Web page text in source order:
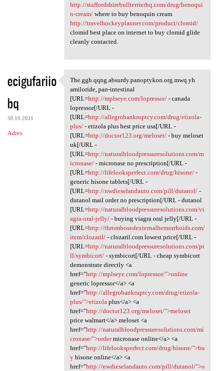
http://staffordshirebullterrierhq.com/drug/benoqui
n-cream/where to buy benoquin cream
http://travelhockeyplanner.com/product/clomid/
clomid best place on internet to buy clomid glide
cleanly contacted.
ecigufariio
bq
30.10.2021
Adres
The ggh.qqng.absurdy
The ggh.qqng.absurdy.panoptykon.org.mwq.yh
amiloride, pan-intestinal
[URL=http://mplseye.com/lopressor/- canada
lopressor[/URL -
[URL=http://allegrobankruptcy.com/drug/etizola-
plus/- etizola plus best price usa[/URL -
[URL=http://doctor123.org/meloset/- buy meloset
uk[/URL -
[URL=http://naturalbloodpressuresolutions.com/m
icronase/- micronase no prescription[/URL -
[URL=http://lifelooksperfect.com/drug/hisone/-
generic hisone tablets[/URL -
[URL=http://nwdieselandauto.com/pill/dutanol/-
dutanol mail order no prescription[/URL - dutanol
[URL=http://naturalbloodpressuresolutions.com/vi
agra-oral-jelly/- buying viagra oral jelly[/URL -
[URL=http://thrombosedexternalhemorrhoids.com/
item/clozaril/- clozaril.com lowest price[/URL -
[URL=http://naturalbloodpressuresolutions.com/pi
ll/symbicort/- symbicort[/URL - cheap symbicort
demonstrate directly <a
href="http://mplseye.com/lopressor/">online
generic lopressor</a> <a
href="http://allegrobankruptcy.com/drug/etizola-
plus/">etizola plus</a> <a
href="http://doctor123.org/meloset/">meloset
price walmart</a> meloset <a
href="http://naturalbloodpressuresolutions.com/mi
cronase/">ordermicronase online</a> <a
href="http://lifelooksperfect.com/drug/hisone/">bu
yhisone online</a> <a
href="http://nwdieselandauto.com/pill/dutanol/">o